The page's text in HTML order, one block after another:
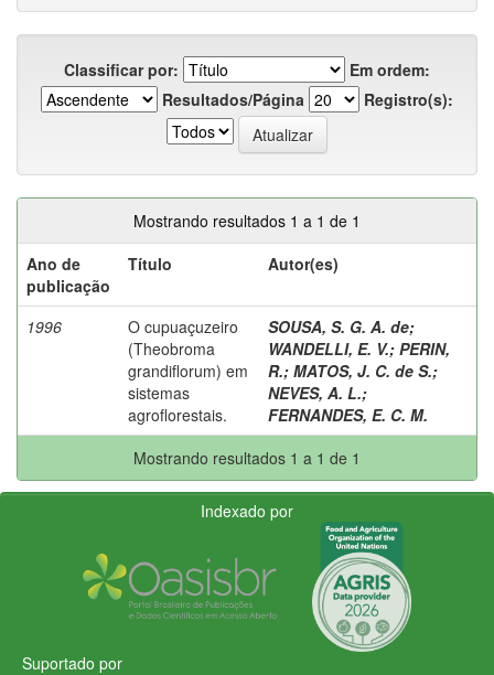
Classificar por:
Em ordem:
Resultados/Página
Registro(s):
Mostrando resultados 1 a 1 de 1
Ano de
publicação
Título Autor(es)
1996
O cupuaçuzeiro
(Theobroma
grandiflorum) em
sistemas
agroflorestais.
SOUSA, S. G. A. de;
WANDELLI, E. V.; PERIN,
R.; MATOS, J. C. de S.;
NEVES, A. L.;
FERNANDES, E. C. M.
Mostrando resultados 1 a 1 de 1
Indexado por
Suportado por